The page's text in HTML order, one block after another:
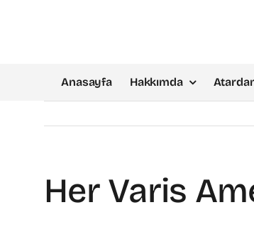
Anasayfa Hakkımda
Her Varis